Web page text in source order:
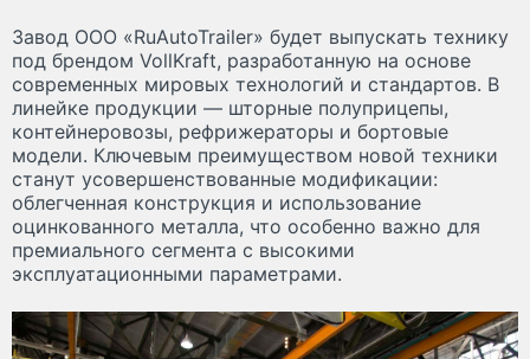
Завод ООО «RuAutoTrailer» будет выпускать технику
под брендом VollKraft, разработанную на основе
современных мировых технологий и стандартов. В
линейке продукции — шторные полуприцепы,
контейнеровозы, рефрижераторы и бортовые
модели. Ключевым преимуществом новой техники
станут усовершенствованные модификации:
облегченная конструкция и использование
оцинкованного металла, что особенно важно для
премиального сегмента с высокими
эксплуатационными параметрами.